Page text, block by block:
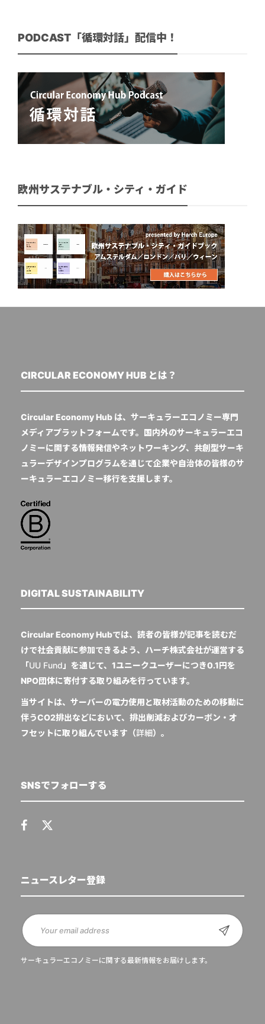
PODCAST「循環対話」配信中！
欧州サステナブル・シティ・ガイド
CIRCULAR ECONOMY HUB とは？
Circular Economy Hub は、サーキュラーエコノミー専門
メディアプラットフォームです。国内外のサーキュラーエコ
ノミーに関する情報発信やネットワーキング、共創型サーキ
ュラーデザインプログラムを通じて企業や自治体の皆様のサ
ーキュラーエコノミー移行を支援します。
DIGITAL SUSTAINABILITY
Circular Economy Hubでは、読者の皆様が記事を読むだ
けで社会貢献に参加できるよう、ハーチ株式会社が運営する
「UU Fund 」を通じて、1ユニークユーザーにつき0.1円を
NPO団体に寄付する取り組みを行っています。
当サイトは、サーバーの電力使用と取材活動のための移動に
伴うCO2排出などにおいて、排出削減およびカーボン・オ
フセットに取り組んでいます（詳細）。
SNSでフォローする
ニュースレター登録
サーキュラーエコノミーに関する最新情報をお届けします。